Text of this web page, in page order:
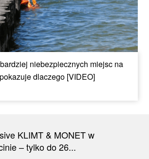
niebezpiecznych miejsc na
dlaczego [VIDEO]
KLIMT & MONET w
– tylko do 26...